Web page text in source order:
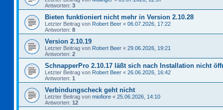
Antworten: 3
Bieten funktioniert nicht mehr in Version 2.10.28
Letzter Beitrag von Robert Beer « 06.07.2026, 17:22
Antworten: 8
Version 2.10.19
Letzter Beitrag von Robert Beer « 29.06.2026, 19:21
Antworten: 2
SchnapperPro 2.10.17 läßt sich nach Installation nicht
Letzter Beitrag von Robert Beer « 26.06.2026, 16:42
Antworten: 1
Verbindungscheck geht nicht
Letzter Beitrag von miofiore « 25.06.2026, 14:10
Antworten: 12